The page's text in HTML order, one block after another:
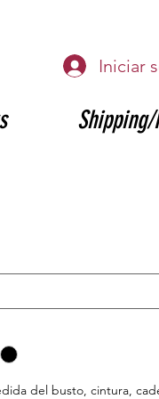
Iniciar
del busto, cintura,